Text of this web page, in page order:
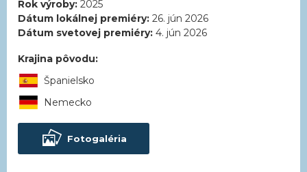
Rok výroby: 2025
Dátum lokálnej premiéry: 26. jún 2026
Dátum svetovej premiéry: 4. jún 2026
Krajina pôvodu:
Španielsko
Nemecko
Fotogaléria